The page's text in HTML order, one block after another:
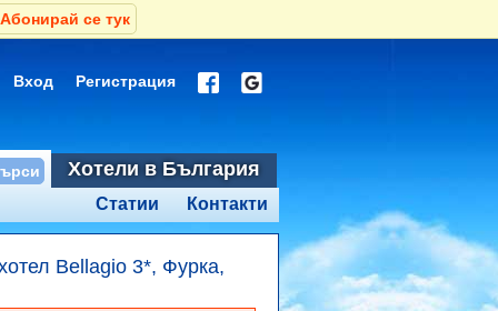
Абонирай се тук
Вход Регистрация
Хотели в България
Контакти
Статии
Bellagio 3*, Фурка,